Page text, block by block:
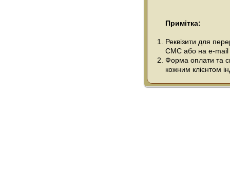
Примітка:
Реквізити для
СМС або на e-mail
Форма оплати та
кожним клієнтом